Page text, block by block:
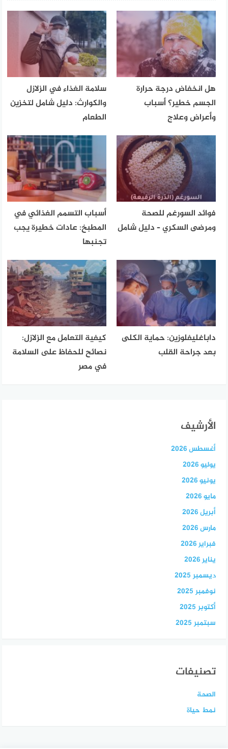
هل انخفاض درجة حرارة
الجسم خطير؟ أسباب
وأعراض وعلاج
سلامة الغذاء في الزلازل
والكوارث: دليل شامل لتخزين
الطعام
فوائد السورغم للصحة
ومرضى السكري – دليل شامل
أسباب التسمم الغذائي في
المطبخ: عادات خطيرة يجب
تجنبها
داباغليفلوزين: حماية الكلى
بعد جراحة القلب
كيفية التعامل مع الزلازل:
نصائح للحفاظ على السلامة
في مصر
الأرشيف
أغسطس 2026
يوليو 2026
يونيو 2026
مايو 2026
أبريل 2026
مارس 2026
فبراير 2026
يناير 2026
ديسمبر 2025
نوفمبر 2025
أكتوبر 2025
سبتمبر 2025
تصنيفات
الصحة
نمط حياة